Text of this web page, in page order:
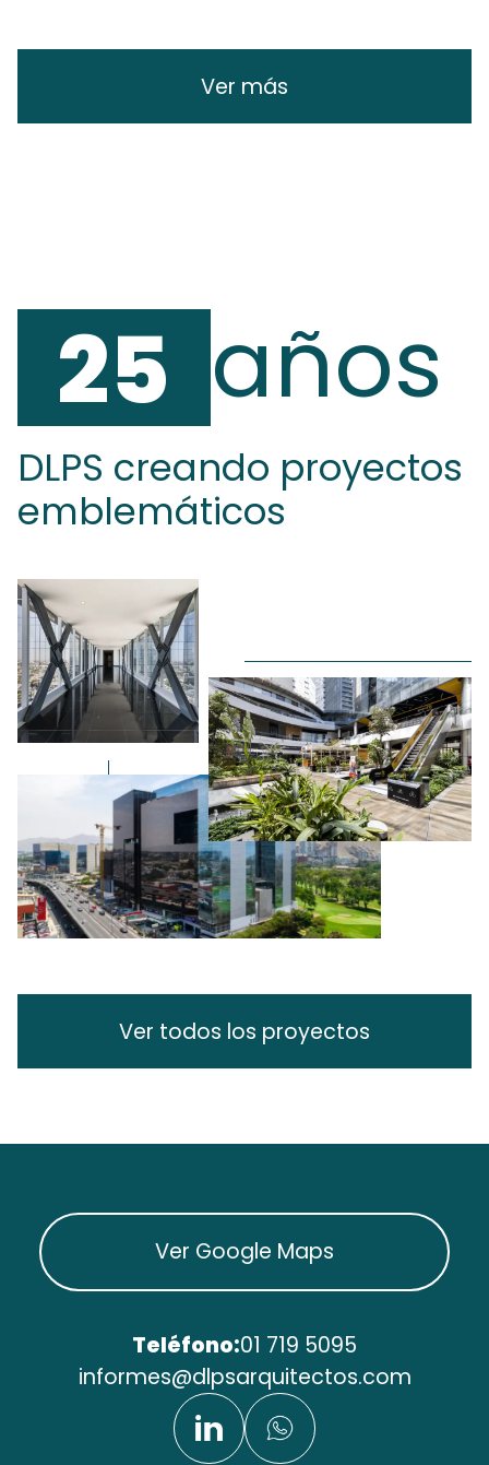
Ver más
25 años
DLPS creando proyectos
emblemáticos
Ver todos los proyectos
Ver Google Maps
Teléfono:01 719 5095
informes@dlpsarquitectos.com